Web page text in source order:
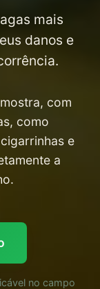
mais
danos e
com
como
e
a
no campo